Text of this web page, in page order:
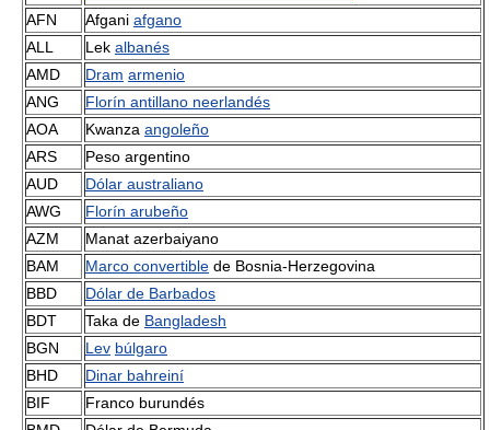
AFN
Afgani afgano
ALL
Lek albanés
AMD
Dram armenio
ANG
Florín antillano neerlandés
AOA
Kwanza angoleño
ARS
Peso argentino
AUD
Dólar australiano
AWG
Florín arubeño
AZM
Manat azerbaiyano
BAM
Marco convertible de Bosnia-Herzegovina
BBD
Dólar de Barbados
BDT
Taka de Bangladesh
BGN
Lev búlgaro
BHD
Dinar bahreiní
BIF
Franco burundés